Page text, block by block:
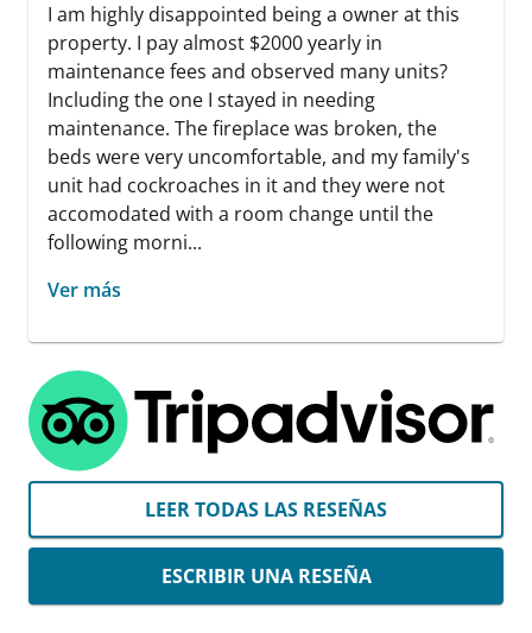
I am highly disappointed being a owner at this
property. I pay almost $2000 yearly in
maintenance fees and observed many units?
Including the one I stayed in needing
maintenance. The fireplace was broken, the
beds were very uncomfortable, and my family's
unit had cockroaches in it and they were not
accomodated with a room change until the
following morni...
Ver más
LEER TODAS LAS RESEÑAS
ESCRIBIR UNA RESEÑA